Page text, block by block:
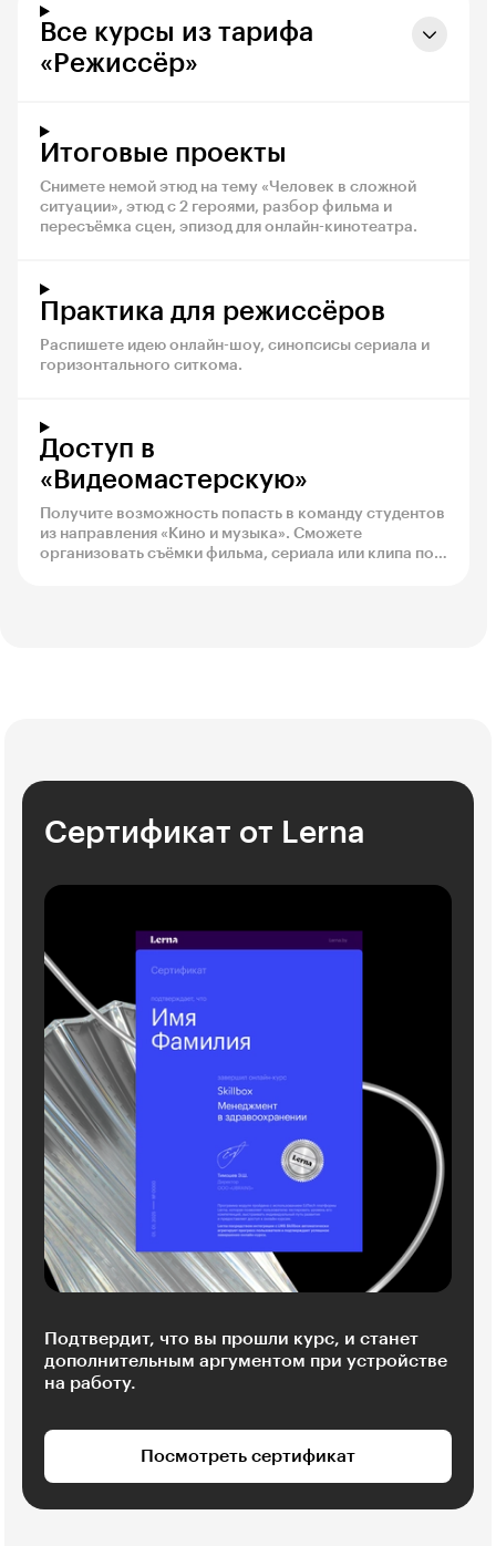
Все курсы из тарифа
«Режиссёр»
Итоговые проекты
Снимете немой этюд на тему «Человек в сложной
ситуации», этюд с 2 героями, разбор фильма и
пересъёмка сцен, эпизод для онлайн-кинотеатра.
Практика для режиссёров
Распишете идею онлайн-шоу, синопсисы сериала и
горизонтального ситкома.
Доступ в
«Видеомастерскую»
Получите возможность попасть в команду студентов
из направления «Кино и музыка». Сможете
организовать съёмки фильма, сериала или клипа под
Сертификат от Lerna
Подтвердит, что вы прошли курс, и станет
дополнительным аргументом при устройстве
на работу.
Посмотреть сертификат